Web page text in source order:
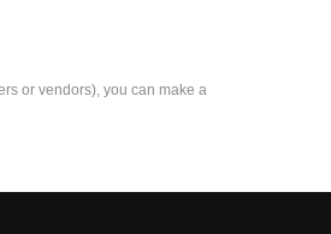
or vendors), you can make a